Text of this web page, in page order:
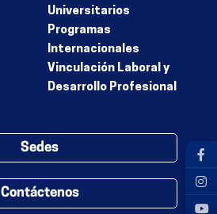
Universitarios
Programas
Internacionales
Vinculación Laboral y
Desarrollo Profesional
Sedes
Contáctenos